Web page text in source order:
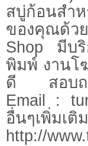
สบู่ก้อนสำ
ของคุณด้
Shop มีบ
พิมพ์ งานโ
ดี สอบถา
Email :
อื่นๆเพิ่มเติม
http://